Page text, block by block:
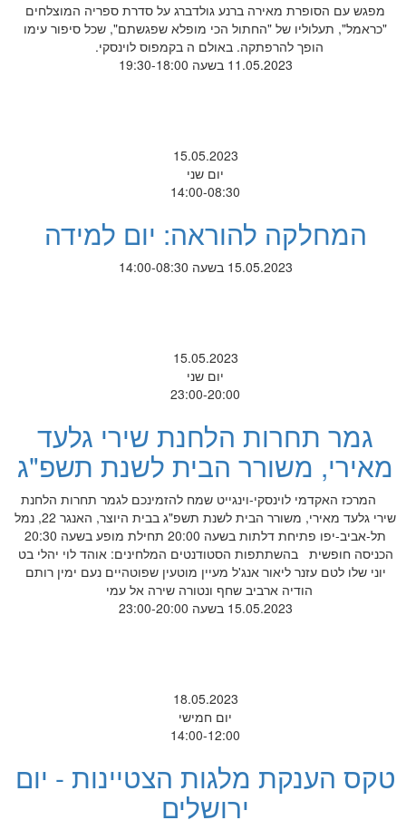
מפגש עם הסופרת מאירה ברנע גולדברג על סדרת ספריה המוצלחים
"כראמל", תעלוליו של "החתול הכי מופלא שפגשתם", שכל סיפור עימו
הופך להרפתקה. באולם ה בקמפוס לוינסקי.
11.05.2023 בשעה 19:30-18:00
15.05.2023
יום שני
14:00-08:30
המחלקה להוראה: יום למידה
15.05.2023 בשעה 14:00-08:30
15.05.2023
יום שני
23:00-20:00
גמר תחרות הלחנת שירי גלעד
מאירי, משורר הבית לשנת תשפ"ג
המרכז האקדמי לוינסקי-וינגייט שמח להזמינכם לגמר תחרות הלחנת
שירי גלעד מאירי, משורר הבית לשנת תשפ"ג בבית היוצר, האנגר 22, נמל
תל-אביב-יפו פתיחת דלתות בשעה 20:00 תחילת מופע בשעה 20:30
הכניסה חופשית בהשתתפות הסטודנטים המלחינים: אוהד לוי יהלי בט
יוני שלו לטם עזנר ליאור אנג'ל מעיין מוטעין שפוטהיים נעם ימין רותם
הודיה ארביב שחף ונטורה שירה אל עמי
15.05.2023 בשעה 23:00-20:00
18.05.2023
יום חמישי
14:00-12:00
טקס הענקת מלגות הצטיינות - יום
ירושלים